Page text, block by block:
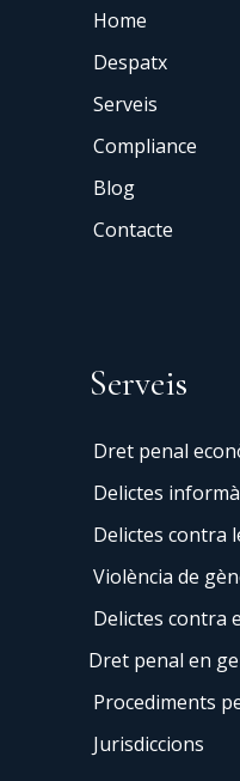
Home
Despatx
Serveis
Compliance
Blog
Contacte
Serveis
Dret penal
Delictes
Delictes contra
Violència de
Delictes contra
Dret penal en
Procediments
Jurisdiccions